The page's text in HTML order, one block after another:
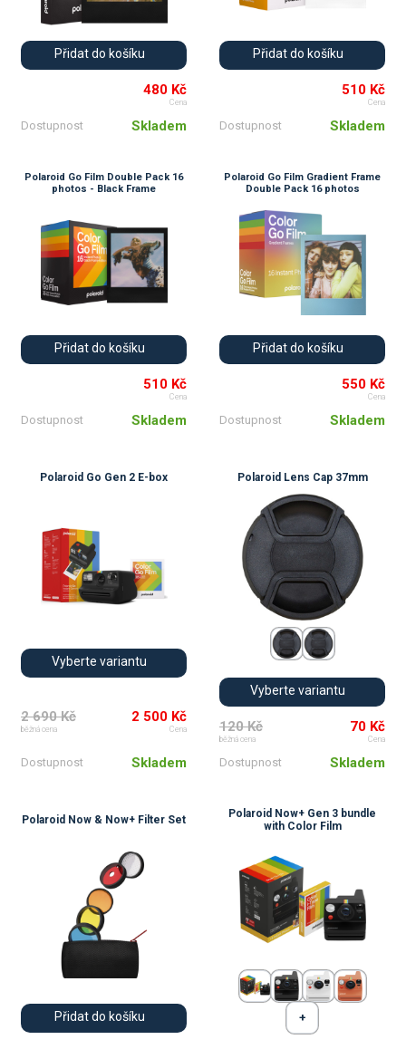
Přidat do košíku
480 Kč
Cena
Dostupnost Skladem
Přidat do košíku
510 Kč
Cena
Dostupnost Skladem
Polaroid Go Film Double Pack 16
photos - Black Frame
Přidat do košíku
510 Kč
Cena
Dostupnost Skladem
Polaroid Go Film Gradient Frame
Double Pack 16 photos
Přidat do košíku
550 Kč
Cena
Dostupnost Skladem
Polaroid Go Gen 2 E-box
Vyberte variantu
2 690 Kč
běžná cena
2 500 Kč
Cena
Dostupnost Skladem
Polaroid Lens Cap 37mm
Vyberte variantu
120 Kč
běžná cena
70 Kč
Cena
Dostupnost Skladem
Polaroid Now & Now+ Filter Set
Přidat do košíku
Polaroid Now+ Gen 3 bundle
with Color Film